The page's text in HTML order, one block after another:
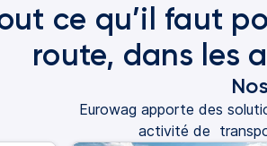
ce qu’il faut
route, dans les
Eurowag apporte des
activité de